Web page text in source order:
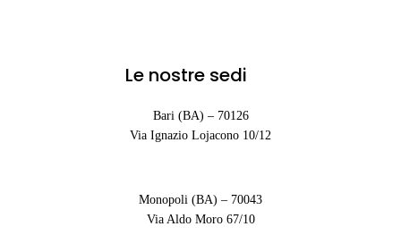
Le nostre sedi
Bari (BA) – 70126
Via Ignazio Lojacono 10/12
Monopoli (BA) – 70043
Via Aldo Moro 67/10